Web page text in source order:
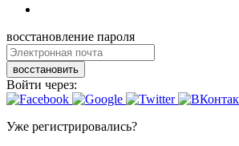
восстановление пароля
восстановить
Войти через:
Уже регистрировались?